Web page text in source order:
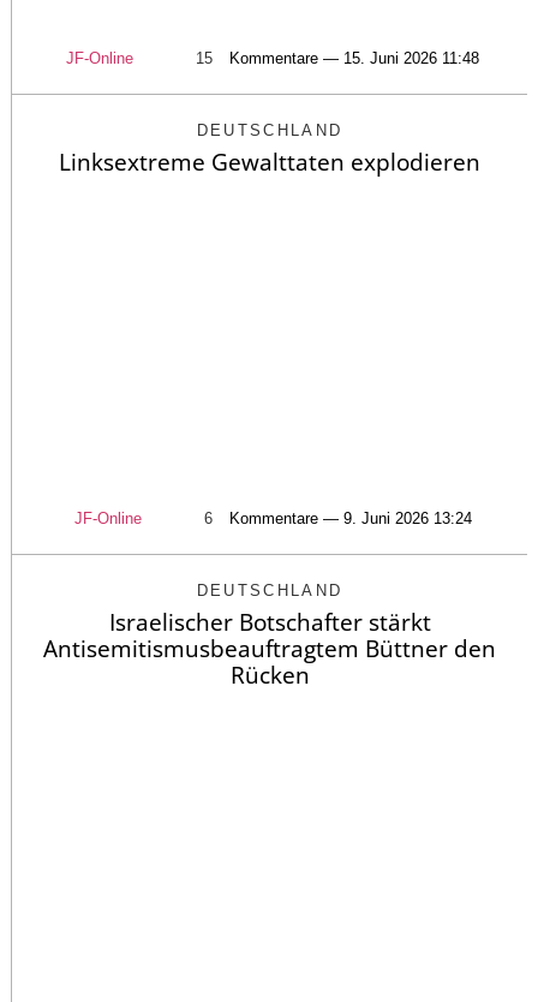
JF-Online 15 Kommentare — 15. Juni 2026 11:48
DEUTSCHLAND
Linksextreme Gewalttaten explodieren
JF-Online 6 Kommentare — 9. Juni 2026 13:24
DEUTSCHLAND
Israelischer Botschafter stärkt
Antisemitismusbeauftragtem Büttner den
Rücken